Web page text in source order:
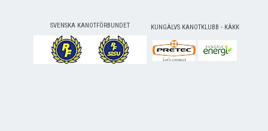
SVENSKA KANOTFÖRBUNDET KUNGÄLVS KANOTKLUBB - KÄKK